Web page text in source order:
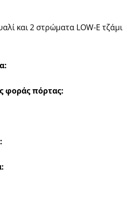
και 2 στρώματα LOW-E τζάμι
φοράς πόρτας: